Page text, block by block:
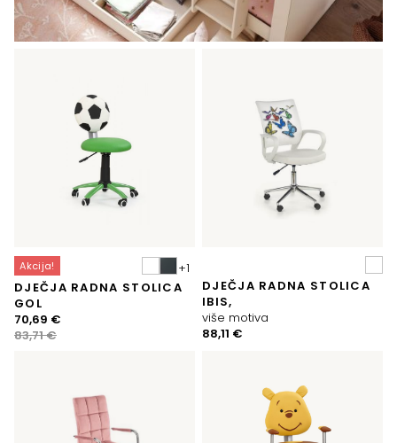
Akcija!
DJEČJA RADNA STOLICA
GOL
83,71€
Izvorna
cijena
70,69 €
Trenutna
cijena
DJEČJA RADNA STOLICA
IBIS,
više motiva
88,11 €